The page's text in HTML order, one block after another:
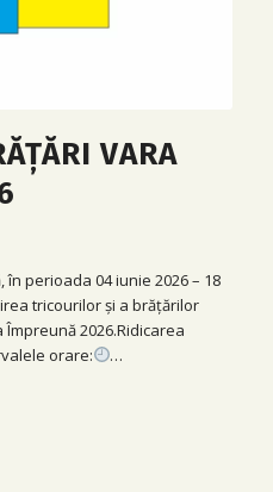
VARA
în perioada 04 iunie 2026 – 18
tricourilor și a brățărilor
2026.Ridicarea
orare:
…